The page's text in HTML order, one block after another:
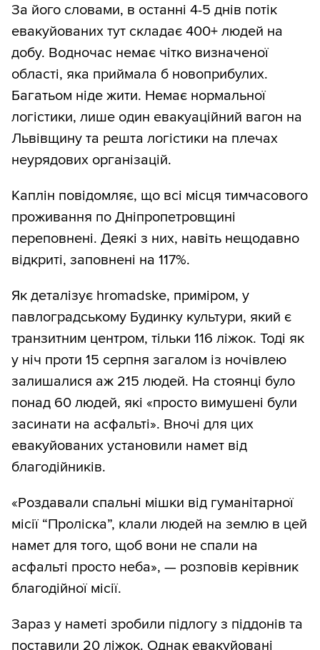
За його словами, в останні 4-5 днів потік
евакуйованих тут складає 400+ людей на
добу. Водночас немає чітко визначеної
області, яка приймала б новоприбулих.
Багатьом ніде жити. Немає нормальної
логістики, лише один евакуаційний вагон на
Львівщину та решта логістики на плечах
неурядових організацій.
Каплін повідомляє, що всі місця тимчасового
проживання по Дніпропетровщині
переповнені. Деякі з них, навіть нещодавно
відкриті, заповнені на 117%.
Як деталізує hromadske, приміром, у
павлоградському Будинку культури, який є
транзитним центром, тільки 116 ліжок. Тоді як
у ніч проти 15 серпня загалом із ночівлею
залишалися аж 215 людей. На стоянці було
понад 60 людей, які «просто вимушені були
засинати на асфальті». Вночі для цих
евакуйованих установили намет від
благодійників.
«Роздавали спальні мішки від гуманітарної
місії “Проліска”, клали людей на землю в цей
намет для того, щоб вони не спали на
асфальті просто неба», — розповів керівник
благодійної місії.
Зараз у наметі зробили підлогу з піддонів та
поставили 20 ліжок. Однак евакуйовані